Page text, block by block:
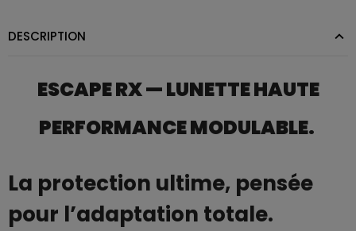
DESCRIPTION
ESCAPE RX — LUNETTE HAUTE
PERFORMANCE MODULABLE.
La protection ultime, pensée
pour l’adaptation totale.